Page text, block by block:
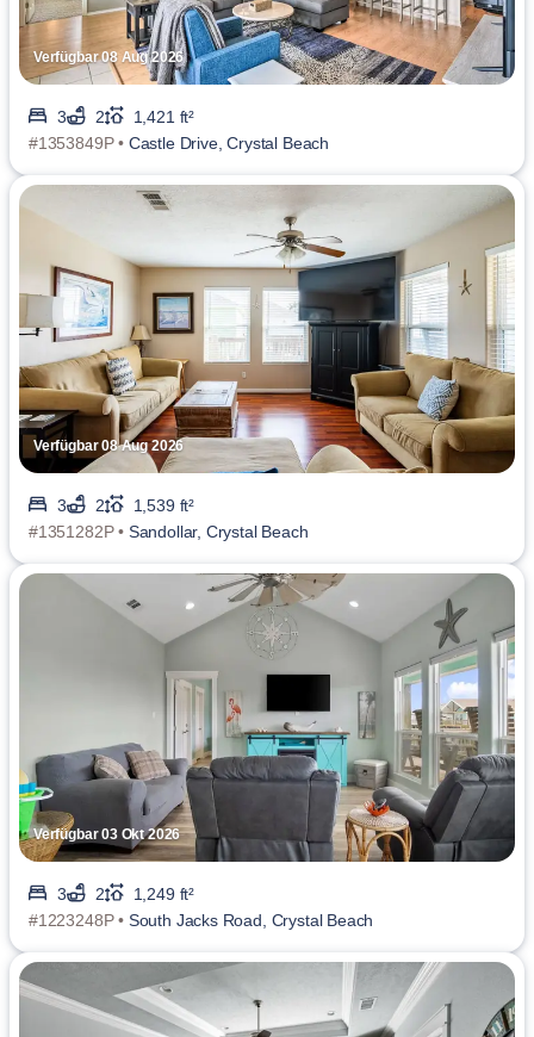
Verfügbar 08 Aug 2026
3 2
1,421 ft²
#1353849P • Castle Drive, Crystal Beach
Verfügbar 08 Aug 2026
3 2
1,539 ft²
#1351282P • Sandollar, Crystal Beach
Verfügbar 03 Okt 2026
3 2
1,249 ft²
#1223248P • South Jacks Road, Crystal Beach